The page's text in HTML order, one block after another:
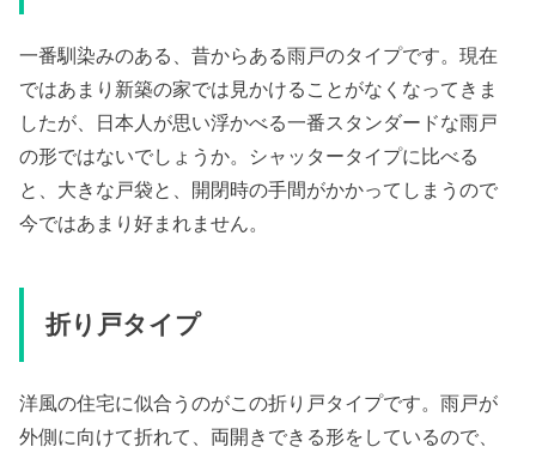
一番馴染みのある、昔からある雨戸のタイプです。現在
ではあまり新築の家では見かけることがなくなってきま
したが、日本人が思い浮かべる一番スタンダードな雨戸
の形ではないでしょうか。シャッタータイプに比べる
と、大きな戸袋と、開閉時の手間がかかってしまうので
今ではあまり好まれません。
折り戸タイプ
洋風の住宅に似合うのがこの折り戸タイプです。雨戸が
外側に向けて折れて、両開きできる形をしているので、